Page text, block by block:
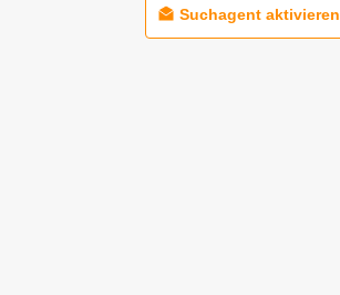
Suchagent aktivieren